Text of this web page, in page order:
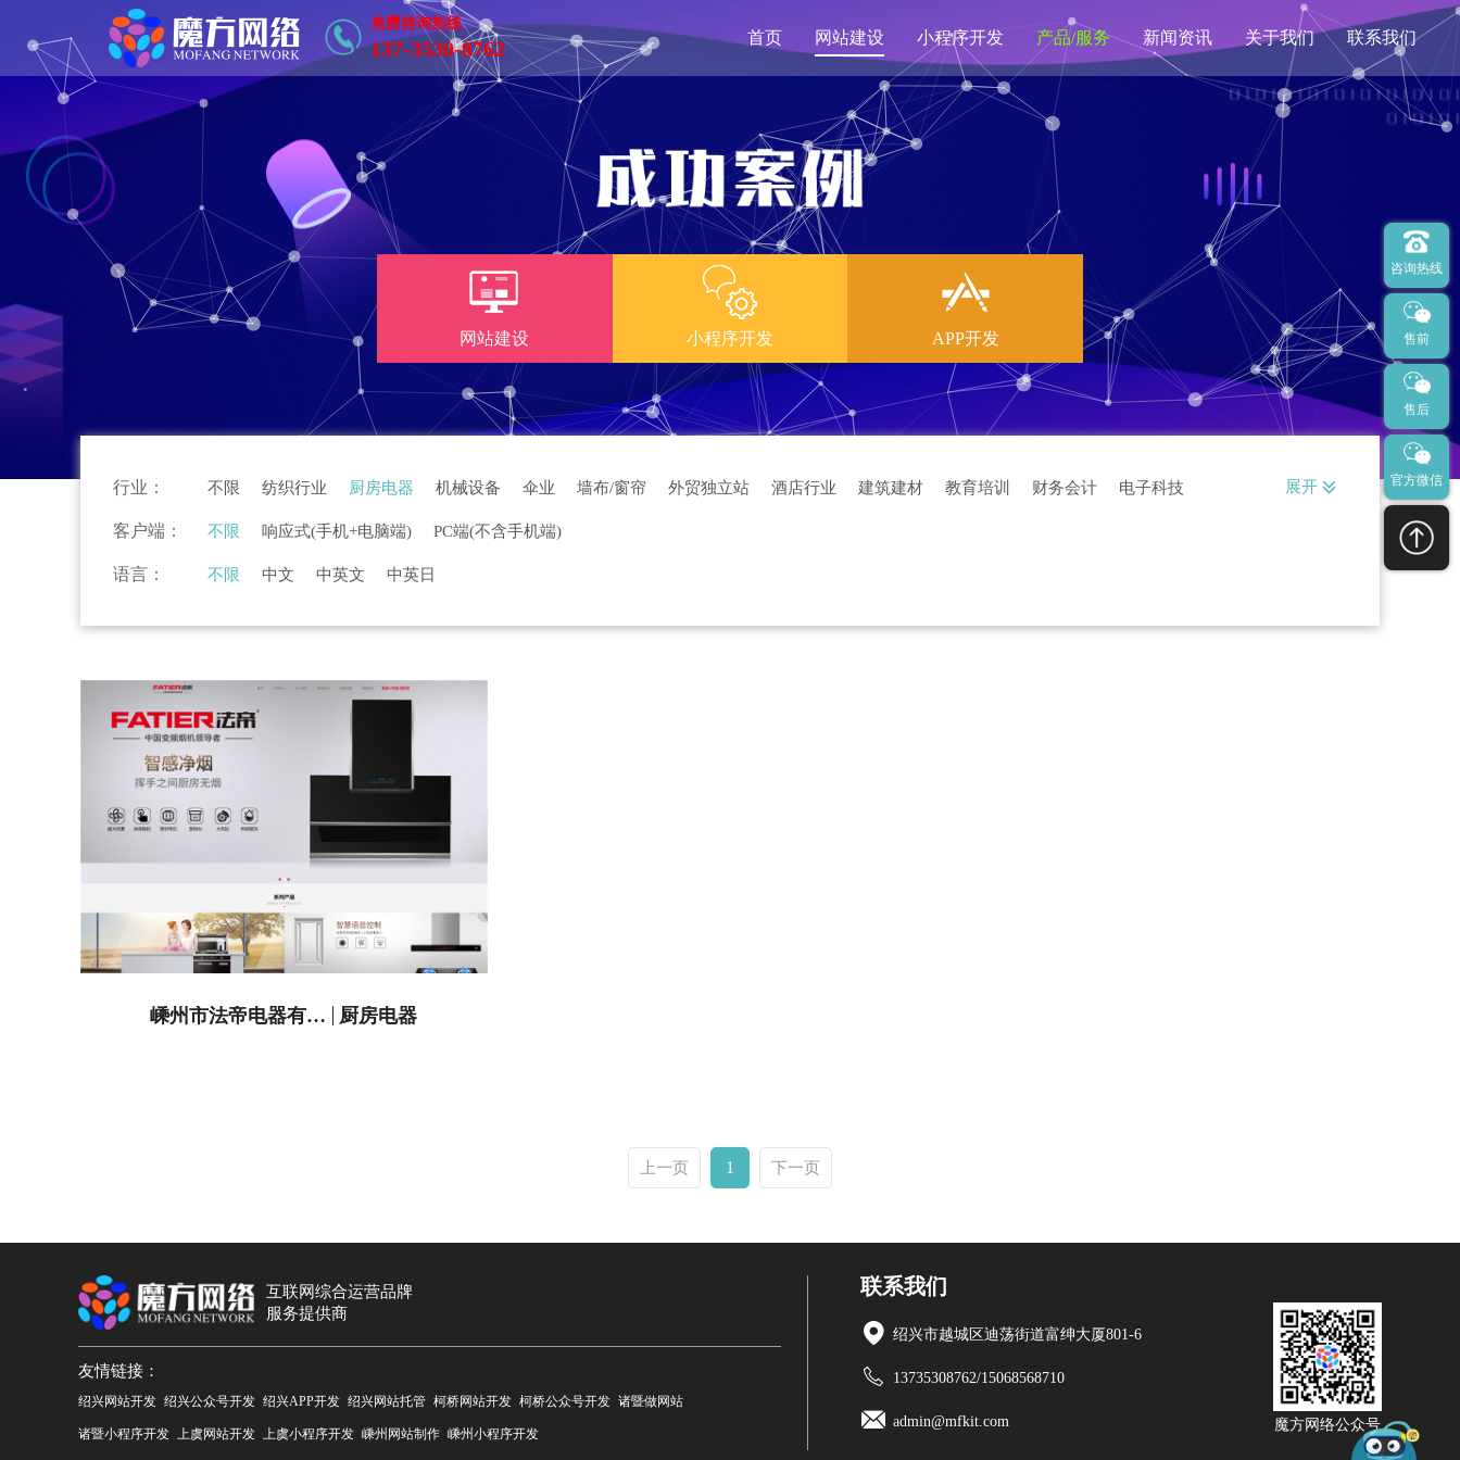
免费咨询热线
137-3530-8762 首页 网站建设 小程序开发 产品/服务
亿企道拍卖
SEO优化
400电话
网站托管
新闻资讯 关于我们 联系我们
网站建设 小程序开发 APP开发
行业： 不限 纺织行业 厨房电器 机械设备 伞业 墙布/窗帘 外贸独立站 酒店行业 建筑建材 教育培训 财务会计
电子科技
物流行业
高新科技 旅游行业 服装行业
展开
客户端： 不限 响应式(手机+电脑端) PC端(不含手机端)
语言： 不限 中文 中英文 中英日
嵊州市法帝电器有限公司 厨房电器
上一页 1 下一页
互联网综合运营品牌
服务提供商
友情链接：
绍兴网站开发 绍兴公众号开发 绍兴APP开发 绍兴网站托管 柯桥网站开发 柯桥公众号开发 诸暨做网站
诸暨小程序开发 上虞网站开发 上虞小程序开发 嵊州网站制作 嵊州小程序开发
联系我们
绍兴市越城区迪荡街道富绅大厦801-6
13735308762/15068568710
admin@mfkit.com 魔方网络公众号
咨询热线
售前
售后
官方微信